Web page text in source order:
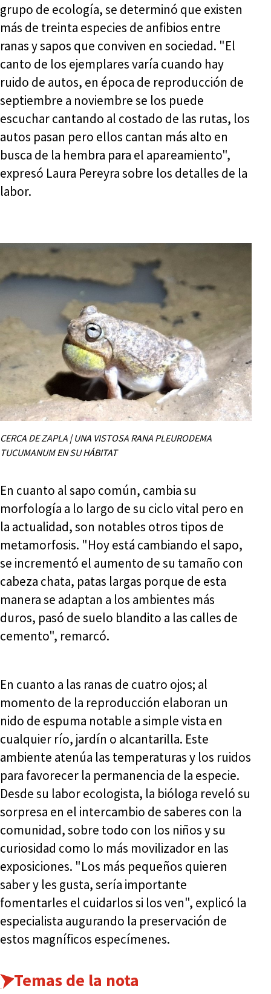
grupo de ecología, se determinó que existen
más de treinta especies de anfibios entre
ranas y sapos que conviven en sociedad. "El
canto de los ejemplares varía cuando hay
ruido de autos, en época de reproducción de
septiembre a noviembre se los puede
escuchar cantando al costado de las rutas, los
autos pasan pero ellos cantan más alto en
busca de la hembra para el apareamiento",
expresó Laura Pereyra sobre los detalles de la
labor.
CERCA DE ZAPLA | UNA VISTOSA RANA PLEURODEMA
TUCUMANUM EN SU HÁBITAT
En cuanto al sapo común, cambia su
morfología a lo largo de su ciclo vital pero en
la actualidad, son notables otros tipos de
metamorfosis. "Hoy está cambiando el sapo,
se incrementó el aumento de su tamaño con
cabeza chata, patas largas porque de esta
manera se adaptan a los ambientes más
duros, pasó de suelo blandito a las calles de
cemento", remarcó.
En cuanto a las ranas de cuatro ojos; al
momento de la reproducción elaboran un
nido de espuma notable a simple vista en
cualquier río, jardín o alcantarilla. Este
ambiente atenúa las temperaturas y los ruidos
para favorecer la permanencia de la especie.
Desde su labor ecologista, la bióloga reveló su
sorpresa en el intercambio de saberes con la
comunidad, sobre todo con los niños y su
curiosidad como lo más movilizador en las
exposiciones. "Los más pequeños quieren
saber y les gusta, sería importante
fomentarles el cuidarlos si los ven", explicó la
especialista augurando la preservación de
estos magníficos especímenes.
Temas de la nota